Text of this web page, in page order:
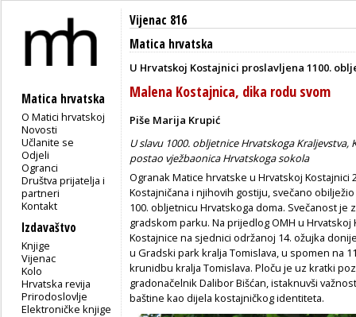
Matica hrvatska
O Matici hrvatskoj
Novosti
Učlanite se
Odjeli
Ogranci
Društva prijatelja i
partneri
Kontakt
Izdavaštvo
Knjige
Vijenac
Kolo
Hrvatska revija
Prirodoslovlje
Elektroničke knjige
Vijenac 816
Matica hrvatska
U Hrvatskoj Kostajnici proslavljena 1100.
Malena Kostajnica, dika rodu svom
Piše Marija Krupić
U slavu 1000. obljetnice Hrvatskoga
postao vježbaonica Hrvatskoga sokola
Ogranak Matice hrvatske u Hrvatskoj
Kostajničana i njihovih gostiju, svečano
100. obljetnicu Hrvatskoga doma. Svečanost
gradskom parku. Na prijedlog OMH u
Kostajnice na sjednici održanoj 14. ožujka
u Gradski park kralja Tomislava, u spomen na
krunidbu kralja Tomislava. Ploču je uz kratki
gradonačelnik Dalibor Bišćan, istaknuvši
baštine kao dijela kostajničkog identiteta.